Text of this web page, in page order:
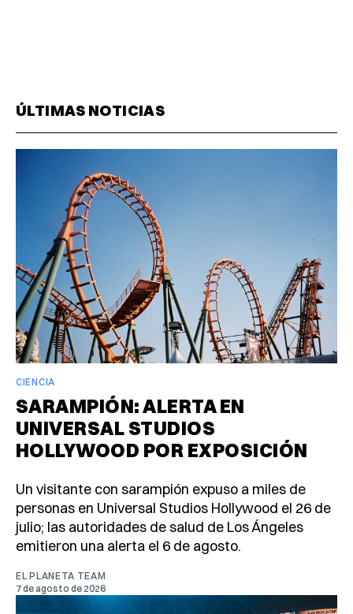
ÚLTIMAS NOTICIAS
CIENCIA
SARAMPIÓN: ALERTA EN
UNIVERSAL STUDIOS
HOLLYWOOD POR EXPOSICIÓN
Un visitante con sarampión expuso a miles de
personas en Universal Studios Hollywood el 26 de
julio; las autoridades de salud de Los Ángeles
emitieron una alerta el 6 de agosto.
EL PLANETA TEAM
7 de agosto de 2026